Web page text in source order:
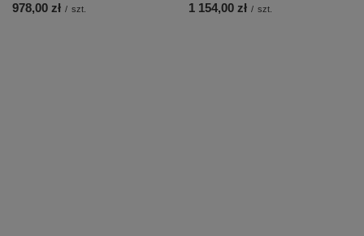
978,00 zł / szt. 1 154,00 zł / szt.